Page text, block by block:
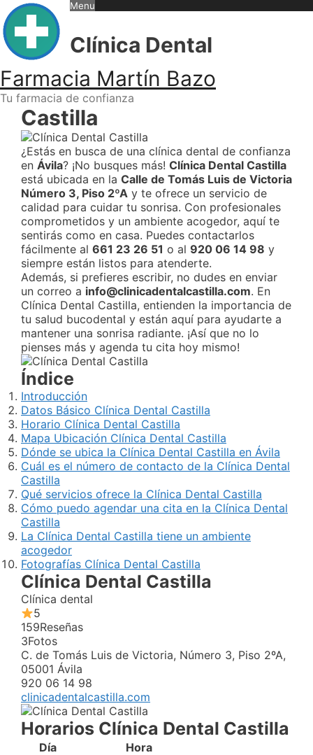
Skip
to
content
Farmacia Martín Bazo
Tu farmacia de confianza
Menu
Clínica Dental
Castilla
¿Estás en busca de una clínica dental de confianza
en Ávila? ¡No busques más! Clínica Dental Castilla
está ubicada en la Calle de Tomás Luis de Victoria
Número 3, Piso 2ºA y te ofrece un servicio de
calidad para cuidar tu sonrisa. Con profesionales
comprometidos y un ambiente acogedor, aquí te
sentirás como en casa. Puedes contactarlos
fácilmente al 661 23 26 51 o al 920 06 14 98 y
siempre están listos para atenderte.
Además, si prefieres escribir, no dudes en enviar
un correo a info@clinicadentalcastilla.com. En
Clínica Dental Castilla, entienden la importancia de
tu salud bucodental y están aquí para ayudarte a
mantener una sonrisa radiante. ¡Así que no lo
pienses más y agenda tu cita hoy mismo!
Índice
Introducción
Datos Básico Clínica Dental Castilla
Horario Clínica Dental Castilla
Mapa Ubicación Clínica Dental Castilla
Dónde se ubica la Clínica Dental Castilla en Ávila
Cuál es el número de contacto de la Clínica Dental
Castilla
Qué servicios ofrece la Clínica Dental Castilla
Cómo puedo agendar una cita en la Clínica Dental
Castilla
La Clínica Dental Castilla tiene un ambiente
acogedor
Fotografías Clínica Dental Castilla
Clínica Dental Castilla
Clínica dental
5
159Reseñas
3Fotos
C. de Tomás Luis de Victoria, Número 3, Piso 2ºA,
05001 Ávila
920 06 14 98
clinicadentalcastilla.com
Horarios Clínica Dental Castilla
Día
Hora